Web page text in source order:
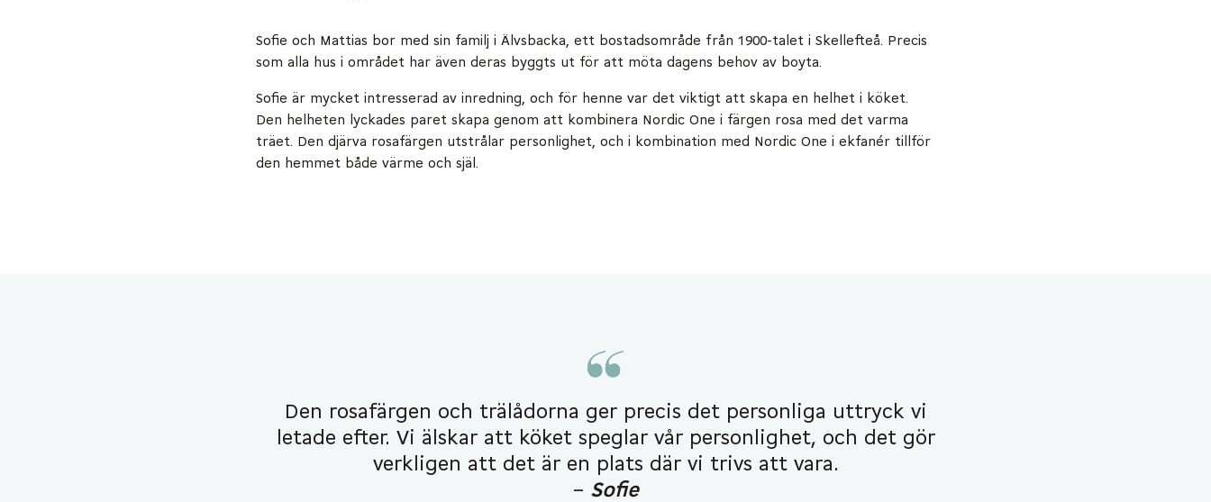
Sofie och Mattias bor med sin familj i Älvsbacka, ett bostadsområde från 1900-talet i Skellefteå. Precis
som alla hus i området har även deras byggts ut för att möta dagens behov av boyta.
Sofie är mycket intresserad av inredning, och för henne var det viktigt att skapa en helhet i köket.
Den helheten lyckades paret skapa genom att kombinera Nordic One i färgen rosa med det varma
träet. Den djärva rosafärgen utstrålar personlighet, och i kombination med Nordic One i ekfanér tillför
den hemmet både värme och själ.
Den rosafärgen och trälådorna ger precis det personliga uttryck vi
letade efter. Vi älskar att köket speglar vår personlighet, och det gör
verkligen att det är en plats där vi trivs att vara.
– Sofie